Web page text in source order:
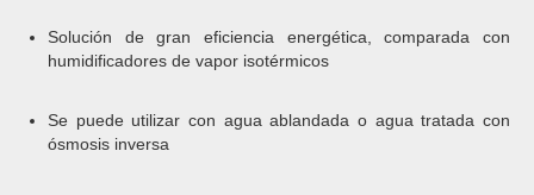
Solución de gran eficiencia energética, comparada con
humidificadores de vapor isotérmicos
Se puede utilizar con agua ablandada o agua tratada con
ósmosis inversa